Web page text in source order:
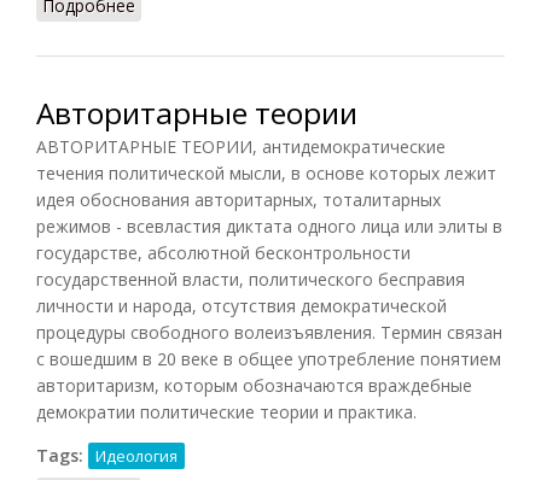
Подробнее
Авторитарные теории
АВТОРИТАРНЫЕ ТЕОРИИ, антидемократические
течения политической мысли, в основе которых лежит
идея обоснования авторитарных, тоталитарных
режимов - всевластия диктата одного лица или элиты в
государстве, абсолютной бесконтрольности
государственной власти, политического бесправия
личности и народа, отсутствия демократической
процедуры свободного волеизъявления. Термин связан
с вошедшим в 20 веке в общее употребление понятием
авторитаризм, которым обозначаются враждебные
демократии политические теории и практика.
Tags:
Идеология